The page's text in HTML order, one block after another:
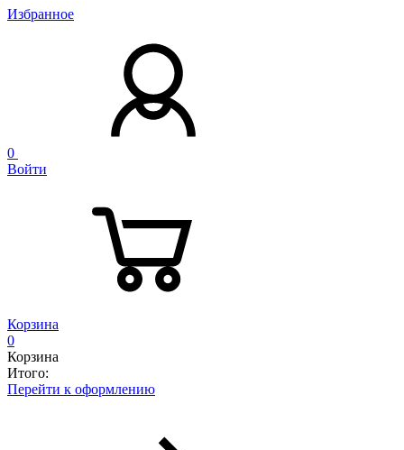
Избранное
0
Войти
Корзина
0
Корзина
Итого:
Перейти к оформлению